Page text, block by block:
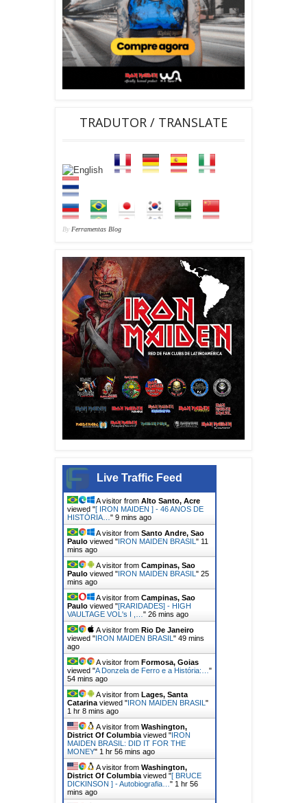
TRADUTOR / TRANSLATE
By Ferramentas Blog
Live Traffic Feed
A visitor from Alto Santo, Acre
viewed "[ IRON MAIDEN ] - 46 ANOS DE
HISTÓRIA… " 9 mins ago
A visitor from Santo Andre, Sao
Paulo viewed "IRON MAIDEN BRASIL " 11
mins ago
A visitor from Campinas, Sao
Paulo viewed "IRON MAIDEN BRASIL " 25
mins ago
A visitor from Campinas, Sao
Paulo viewed "[RARIDADES] - HIGH
VAULTAGE VOL's I ,… " 26 mins ago
A visitor from Rio De Janeiro
viewed "IRON MAIDEN BRASIL " 49 mins
ago
A visitor from Formosa, Goias
viewed "A Donzela de Ferro e a História:… "
54 mins ago
A visitor from Lages, Santa
Catarina viewed "IRON MAIDEN BRASIL "
1 hr 8 mins ago
A visitor from Washington,
District Of Columbia viewed "IRON
MAIDEN BRASIL: DID IT FOR THE
MONEY" 1 hr 56 mins ago
A visitor from Washington,
District Of Columbia viewed "[ BRUCE
DICKINSON ] - Autobiografia… " 1 hr 56
mins ago